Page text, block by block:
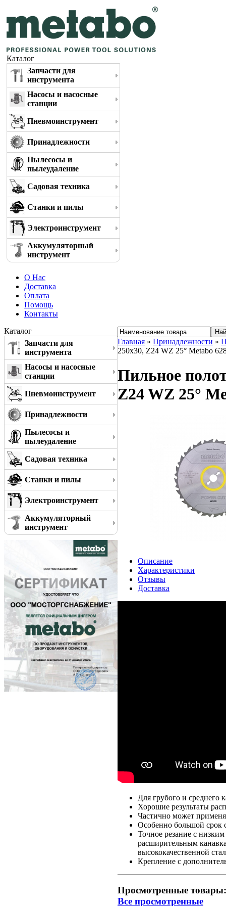
Каталог
Запчасти для
инструмента
Насосы и насосные
станции
Пневмоинструмент
Принадлежности
Пылесосы и
пылеудаление
Садовая техника
Станки и пилы
Электроинструмент
Аккумуляторный
инструмент
О Нас
Доставка
Оплата
Помощь
Контакты
Каталог
Запчасти для
инструмента
Насосы и насосные
станции
Пневмоинструмент
Принадлежности
Пылесосы и
пылеудаление
Садовая техника
Станки и пилы
Электроинструмент
Аккумуляторный
инструмент
Главная » Принадлежности »
250x30, Z24 WZ 25° Metabo
Пильное
Z24 WZ 25°
Описание
Характеристики
Отзывы
Доставка
Для грубого и среднего
Хорошие результаты
Частично может
Особенно большой срок
Точное резание с
расширительным
высококачественной
Крепление с
Просмотренные товары:
Все просмотренные